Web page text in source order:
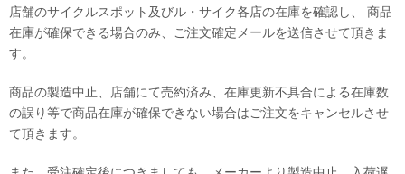
店舗のサイクルスポット及びル・サイク各店の在庫を確認し、 商品
在庫が確保できる場合のみ、ご注文確定メールを送信させて頂きま
す。
商品の製造中止、店舗にて売約済み、在庫更新不具合による在庫数
の誤り等で商品在庫が確保できない場合はご注文をキャンセルさせ
て頂きます。